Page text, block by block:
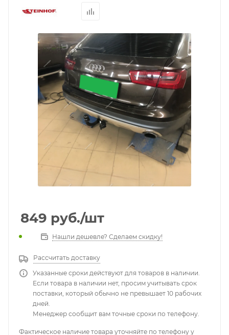
849 руб./шт
Нашли дешевле? Сделаем скидку!
Рассчитать доставку
Указанные сроки действуют для товаров в наличии.
Если товара в наличии нет, просим учитывать срок
поставки, который обычно не превышает 10 рабочих
дней.
Менеджер сообщит вам точные сроки по телефону.
Фактическое наличие товара уточняйте по телефону у